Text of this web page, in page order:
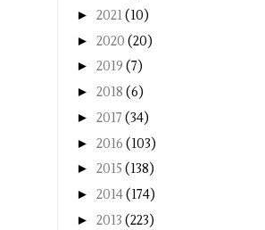
► 2021(10)
► 2020 (20)
► 2019 (7)
► 2018 (6)
► 2017 (34)
► 2016 (103)
► 2015 (138)
► 2014(174)
► 2013 (223)